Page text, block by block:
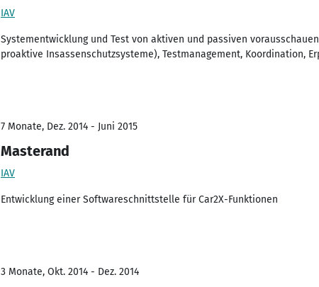
IAV
Systementwicklung und Test von aktiven und passiven
proaktive Insassenschutzsysteme), Testmanagement, Koordination,
7 Monate, Dez. 2014 - Juni 2015
Masterand
IAV
Entwicklung einer Softwareschnittstelle für Car2X-Funktionen
3 Monate, Okt. 2014 - Dez. 2014